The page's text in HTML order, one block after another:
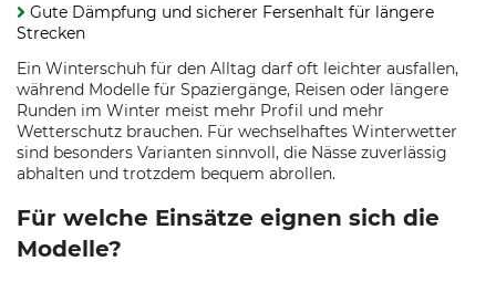
Gute Dämpfung und sicherer Fersenhalt für längere
Strecken
Ein Winterschuh für den Alltag darf oft leichter ausfallen,
während Modelle für Spaziergänge, Reisen oder längere
Runden im Winter meist mehr Profil und mehr
Wetterschutz brauchen. Für wechselhaftes Winterwetter
sind besonders Varianten sinnvoll, die Nässe zuverlässig
abhalten und trotzdem bequem abrollen.
Für welche Einsätze eignen sich die
Modelle?